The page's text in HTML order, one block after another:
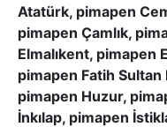
Atatürk, pimapen
pimapen Çamlık,
Elmalıkent, pimapen
pimapen Fatih
pimapen Huzur,
İnkılap, pimapen